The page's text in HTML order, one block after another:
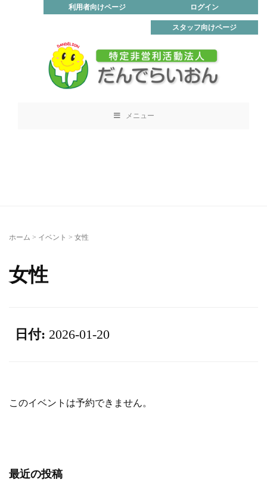
ログイン
利用者向けページ
スタッフ向けページ
メニュー
ホーム > イベント > 女性
女性
日付: 2026-01-20
このイベントは予約できません。
最近の投稿